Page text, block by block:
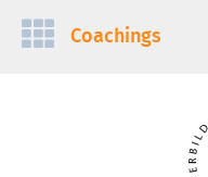
Navigation
Coachings